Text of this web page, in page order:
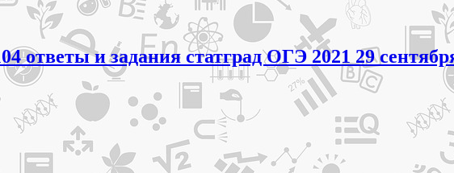
ответы и задания статград ОГЭ 2021 29